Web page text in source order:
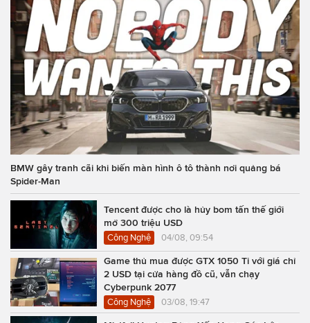
BMW gây tranh cãi khi biến màn hình ô tô thành nơi quảng bá
Spider-Man
Tencent được cho là hủy bom tấn thế giới
mở 300 triệu USD
Công Nghệ 04/08, 09:54
Game thủ mua được GTX 1050 Ti với giá chỉ
2 USD tại cửa hàng đồ cũ, vẫn chạy
Cyberpunk 2077
Công Nghệ 03/08, 19:47